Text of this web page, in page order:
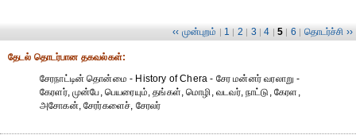
‹‹ முன்புறம் | 1 | 2 | 3 | 4 | 5 | 6 | தொடர்ச்சி ››
தேட‌ல் தொட‌ர்பான தகவ‌ல்க‌ள்:
சேரநாட்டின் தொன்மை - History of Chera - சேர மன்னர் வரலாறு -
கேரளர், முன்பே, பெயரையும், தங்கள், மொழி, வடவர், நாட்டு, கேரள,
அசோகன், சேரர்களைச், சேரலர்